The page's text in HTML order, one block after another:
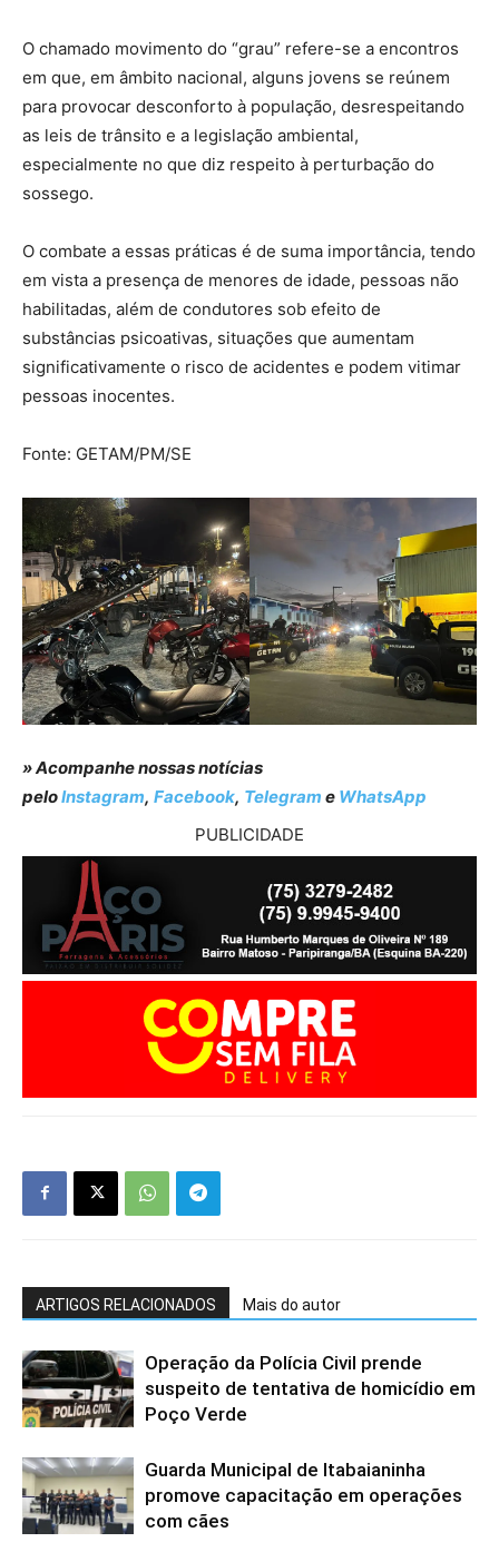
O chamado movimento do “grau” refere-se a encontros
em que, em âmbito nacional, alguns jovens se reúnem
para provocar desconforto à população, desrespeitando
as leis de trânsito e a legislação ambiental,
especialmente no que diz respeito à perturbação do
sossego.
O combate a essas práticas é de suma importância, tendo
em vista a presença de menores de idade, pessoas não
habilitadas, além de condutores sob efeito de
substâncias psicoativas, situações que aumentam
significativamente o risco de acidentes e podem vitimar
pessoas inocentes.
Fonte: GETAM/PM/SE
» Acompanhe nossas notícias
peloInstagram, Facebook, Telegram e WhatsApp
PUBLICIDADE
ARTIGOS RELACIONADOS Mais do autor
Operação da Polícia Civil prende
suspeito de tentativa de homicídio em
Poço Verde
Guarda Municipal de Itabaianinha
promove capacitação em operações
com cães